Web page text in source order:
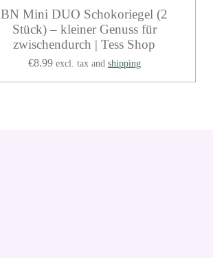
BN Mini DUO Schokoriegel (2
Stück) – kleiner Genuss für
zwischendurch | Tess Shop
€8.99 excl. tax and shipping